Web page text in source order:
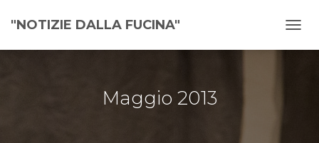
"NOTIZIE DALLA FUCINA"
Maggio 2013